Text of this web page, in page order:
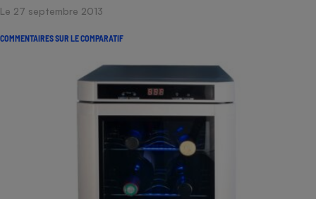
Le 27 septembre 2013
COMMENTAIRES SUR LE COMPARATIF